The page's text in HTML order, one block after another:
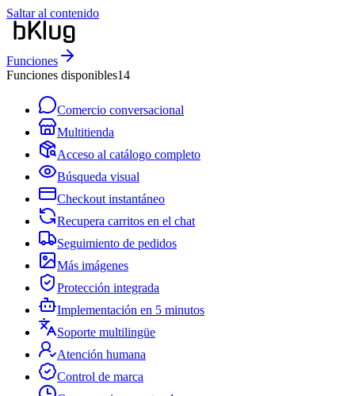
Saltar al contenido
Funciones
Funciones disponibles14
Comercio conversacional
Multitienda
Acceso al catálogo completo
Búsqueda visual
Checkout instantáneo
Recupera carritos en el chat
Seguimiento de pedidos
Más imágenes
Protección integrada
Implementación en 5 minutos
Soporte multilingüe
Atención humana
Control de marca